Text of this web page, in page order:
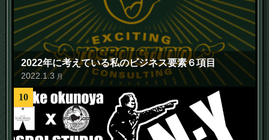
2022年に考えている私のビジネス要素６項目
2022 1.3 月
10